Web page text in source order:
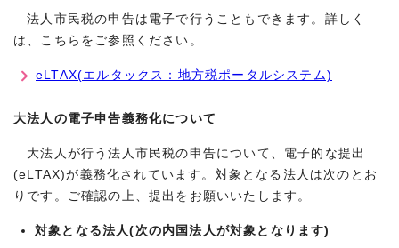
法人市民税の申告は電子で行うこともできます。詳しく
は、こちらをご参照ください。
eLTAX(エルタックス：地方税ポータルシステム)
大法人の電子申告義務化について
大法人が行う法人市民税の申告について、電子的な提出
(eLTAX)が義務化されています。対象となる法人は次のとお
りです。ご確認の上、提出をお願いいたします。
対象となる法人(次の内国法人が対象となります)